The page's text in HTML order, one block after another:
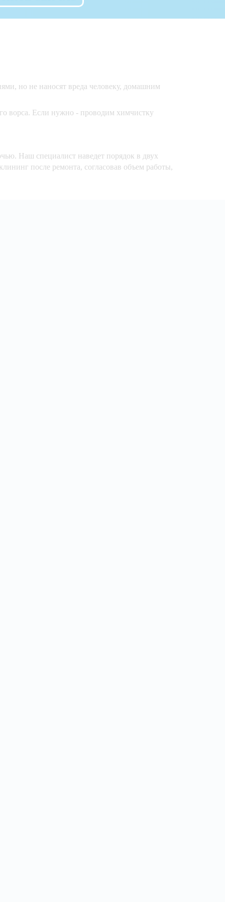
но не наносят вреда человеку, домашним
ворса. Если нужно - проводим химчистку
Наш специалист наведет порядок в двух
после ремонта, согласовав объем работы,